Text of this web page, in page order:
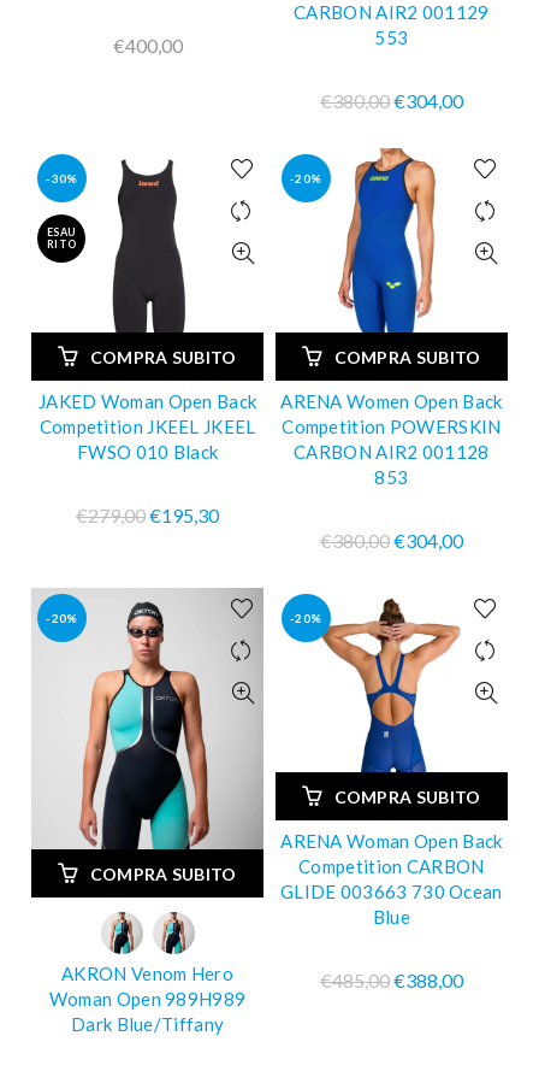
€400,00
CARBON AIR2 001129
553
€380,00€304,00
-30%
ESAU
RITO
COMPRA SUBITO
JAKED Woman Open Back
Competition JKEEL JKEEL
FWSO 010 Black
€279,00€195,30
-20%
COMPRA SUBITO
ARENA Women Open Back
Competition POWERSKIN
CARBON AIR2 001128
853
€380,00€304,00
-20%
COMPRA SUBITO
AKRON Venom Hero
Woman Open 989H989
Dark Blue/Tiffany
-20%
COMPRA SUBITO
ARENA Woman Open Back
Competition CARBON
GLIDE 003663 730 Ocean
Blue
€485,00€388,00